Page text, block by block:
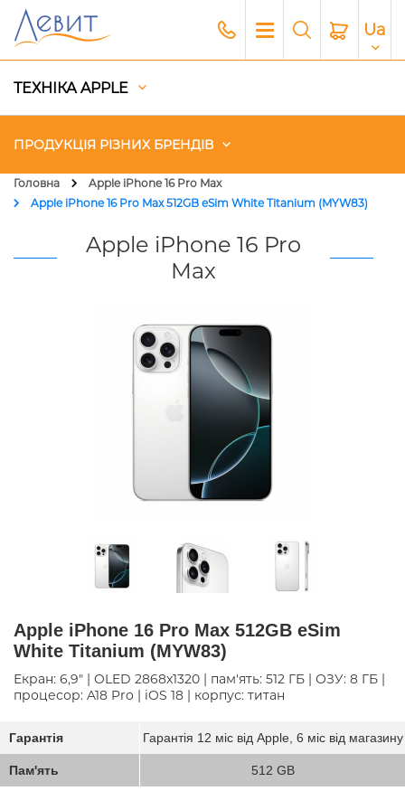
Ua
ТЕХНІКА APPLE
ПРОДУКЦІЯ РІЗНИХ БРЕНДІВ
Чохли
Акустика
Головна
Apple iPhone 16 Pro Max
Apple iPhone 16 Pro Max 512GB eSim White Titanium (MYW83)
Apple iPhone 16 Pro
Max
Apple iPhone 16 Pro Max 512GB eSim
White Titanium (MYW83)
Екран: 6,9" | OLED 2868x1320 | пам'ять: 512 ГБ | ОЗУ: 8 ГБ |
процесор: A18 Pro | iOS 18 | корпус: титан
Гарантія Гарантія 12 міс від Apple, 6 міс від магазину
Пам'ять 512 GB